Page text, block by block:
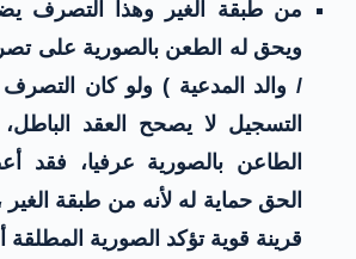
من طبقة الغير وهذا التصرف يضر
ويحق له الطعن بالصورية على
/ والد المدعية ) ولو كان
التسجيل لا يصحح العقد
الطاعن بالصورية عرفيا، فقد
الحق حماية له لأنه من طبقة
قرينة قوية تؤكد الصورية المطلقة